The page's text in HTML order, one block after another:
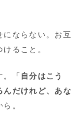
ならない。お互
けること。
。「自分はこう
んだけれど、あな
。